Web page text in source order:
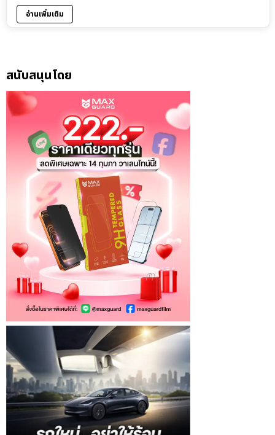
อ่านเพิ่มเติม
สนับสนุนโดย